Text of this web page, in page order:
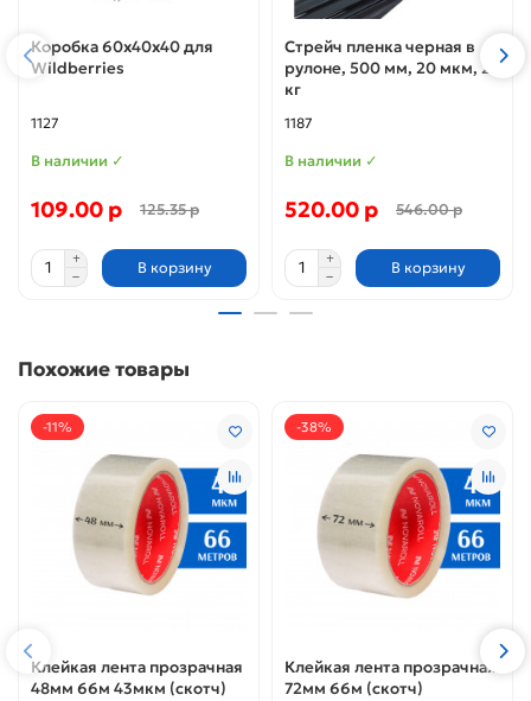
Коробка 60х40х40 для
Wildberries
1127
В наличии ✓
109.00 р 125.35 р
В корзину
Стрейч пленка черная в
рулоне, 500 мм, 20 мкм, 2
кг
1187
В наличии ✓
520.00 р 546.00 р
В корзину
Похожие товары
-11%
Клейкая лента прозрачная
48мм 66м 43мкм (скотч)
-38%
Клейкая лента прозрачная
72мм 66м (скотч)